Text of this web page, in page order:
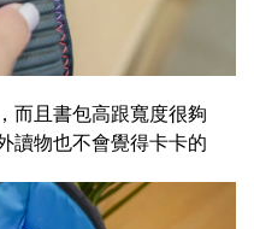
而且書包高跟寬度很夠
讀物也不會覺得卡卡的